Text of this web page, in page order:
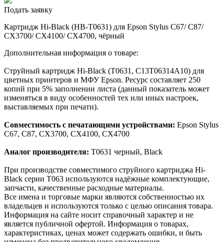
Подать заявку
Картридж Hi-Black (HB-T0631) для Epson Stylus C67/ C87/
CX3700/ CX4100/ CX4700, чёрный
Дополнительная информация о товаре:
Струйный картридж Hi-Black (T0631, C13T06314A10) для
цветных принтеров и МФУ Epson. Ресурс составляет 250
копий при 5% заполнении листа (данный показатель может
изменяться в виду особенностей тех или иных настроек,
выставляемых при печати).
Совместимость с печатающими устройствами: Epson Stylus
C67, C87, CX3700, CX4100, CX4700
Аналог производителя: T0631 черный, Black
При производстве совместимого струйного картриджа Hi-
Black серии T063 используются надёжные комплектующие,
запчасти, качественные расходные материалы.
Все имена и торговые марки являются собственностью их
владельцев и используются только с целью описания товара.
Информация на сайте носит справочный характер и не
является публичной офертой. Информация о товарах,
характеристиках, ценах может содержать ошибки, и быть